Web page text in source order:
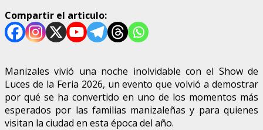
Compartir el articulo:
Manizales vivió una noche inolvidable con el Show de
Luces de la Feria 2026, un evento que volvió a demostrar
por qué se ha convertido en uno de los momentos más
esperados por las familias manizaleñas y para quienes
visitan la ciudad en esta época del año.